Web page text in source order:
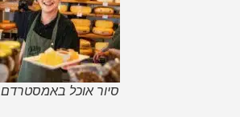
סיור אוכל באמסטרדם